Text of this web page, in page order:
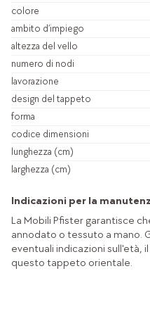
colore
ambito d’impiego
altezza del vello
numero di nodi
lavorazione
design del tappeto
forma
codice dimensioni
lunghezza (cm)
larghezza (cm)
Indicazioni per la
La Mobili Pfister garantisce
annodato o tessuto a mano.
eventuali indicazioni sull'età,
questo tappeto orientale.